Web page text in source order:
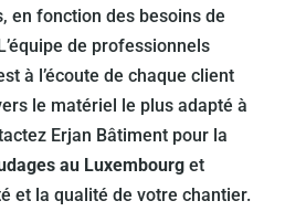
en fonction des besoins de
de professionnels
à l’écoute de chaque client
le matériel le plus adapté à
Erjan Bâtiment pour la
au Luxembourget
et la qualité de votre chantier.